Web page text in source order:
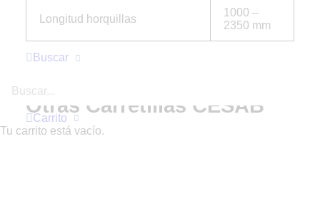
Buscar
Carrito
Tu carrito está vacío.
Longitud horquillas
1000 –
2350 mm
Otras Carretillas CESAB